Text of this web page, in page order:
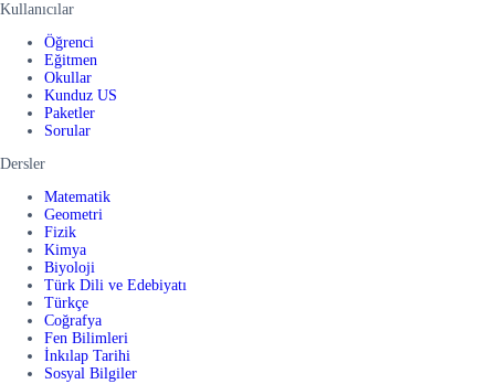
Kullanıcılar
Öğrenci
Eğitmen
Okullar
Kunduz US
Paketler
Sorular
Dersler
Matematik
Geometri
Fizik
Kimya
Biyoloji
Türk Dili ve Edebiyatı
Türkçe
Coğrafya
Fen Bilimleri
İnkılap Tarihi
Sosyal Bilgiler